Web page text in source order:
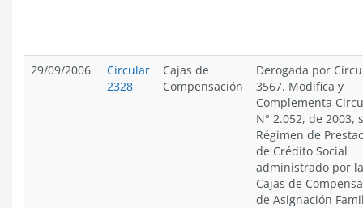
29/09/2006
Circular
2328
Cajas de
Compensación
Derogada por
3567. Modifica y
Complementa
N° 2.052, de 2003,
Régimen de
de Crédito Social
administrado por
Cajas de
de Asignación